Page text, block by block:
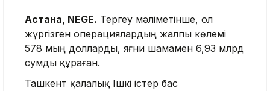
Астана, NEGE. Тергеу мәліметінше, ол
жүргізген операциялардың жалпы көлемі
578 мың долларды, яғни шамамен 6,93 млрд
сумды құраған.
Ташкент қалалық Ішкі істер бас